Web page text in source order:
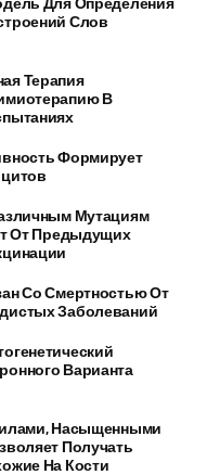
Слов
Терапия
В
Формирует
Мутациям
От Предыдущих
Со Смертностью От
Заболеваний
Варианта
Насыщенными
Получать
На Кости